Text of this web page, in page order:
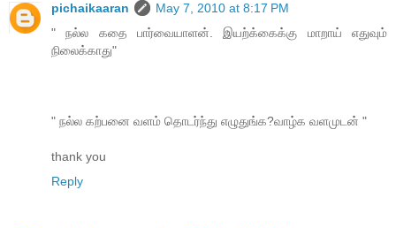
pichaikaaran
May 7, 2010 at 8:17 PM
" நல்ல கதை பார்வையாளன். இயற்க்கைக்கு மாறாய் எதுவும்
நிலைக்காது"
" நல்ல கற்பனை வளம் தொடர்ந்து எழுதுங்க?வாழ்க வளமுடன் "
thank you
Reply